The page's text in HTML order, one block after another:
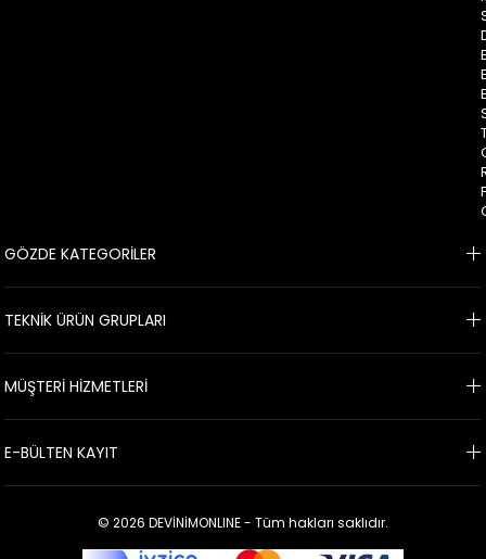
GÖZDE KATEGORİLER
TEKNİK ÜRÜN GRUPLARI
MÜŞTERİ HİZMETLERİ
E-BÜLTEN KAYIT
© 2026 DEVİNİMONLINE - Tüm hakları saklıdır.